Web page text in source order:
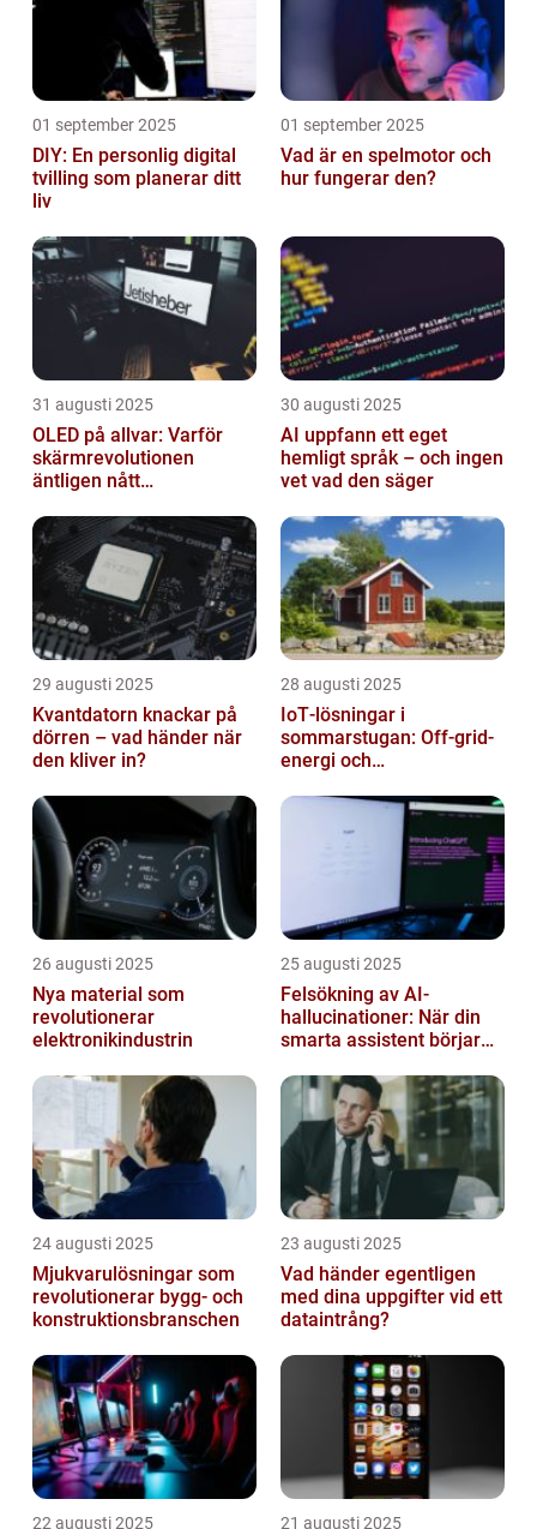
01 september 2025
DIY: En personlig digital
tvilling som planerar ditt
liv
01 september 2025
Vad är en spelmotor och
hur fungerar den?
31 augusti 2025
OLED på allvar: Varför
skärmrevolutionen
äntligen nått
30 augusti 2025
AI uppfann ett eget
hemligt språk – och ingen
vet vad den säger
29 augusti 2025
Kvantdatorn knackar på
dörren – vad händer när
den kliver in?
28 augusti 2025
IoT‑lösningar i
sommarstugan: Off‑grid-
energi och
26 augusti 2025
Nya material som
revolutionerar
elektronikindustrin
25 augusti 2025
Felsökning av AI-
hallucinationer: När din
smarta assistent börjar
24 augusti 2025
Mjukvarulösningar som
revolutionerar bygg- och
konstruktionsbranschen
23 augusti 2025
Vad händer egentligen
med dina uppgifter vid ett
dataintrång?
22 augusti 2025 21 augusti 2025